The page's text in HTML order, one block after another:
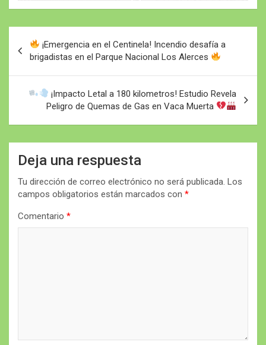
Navegación
de
entradas
¡Emergencia en el Centinela! Incendio desafía a
brigadistas en el Parque Nacional Los Alerces
¡Impacto Letal a 180 kilometros! Estudio Revela
Peligro de Quemas de Gas en Vaca Muerta
Deja una respuesta
Tu dirección de correo electrónico no será publicada. Los
campos obligatorios están marcados con *
Comentario *